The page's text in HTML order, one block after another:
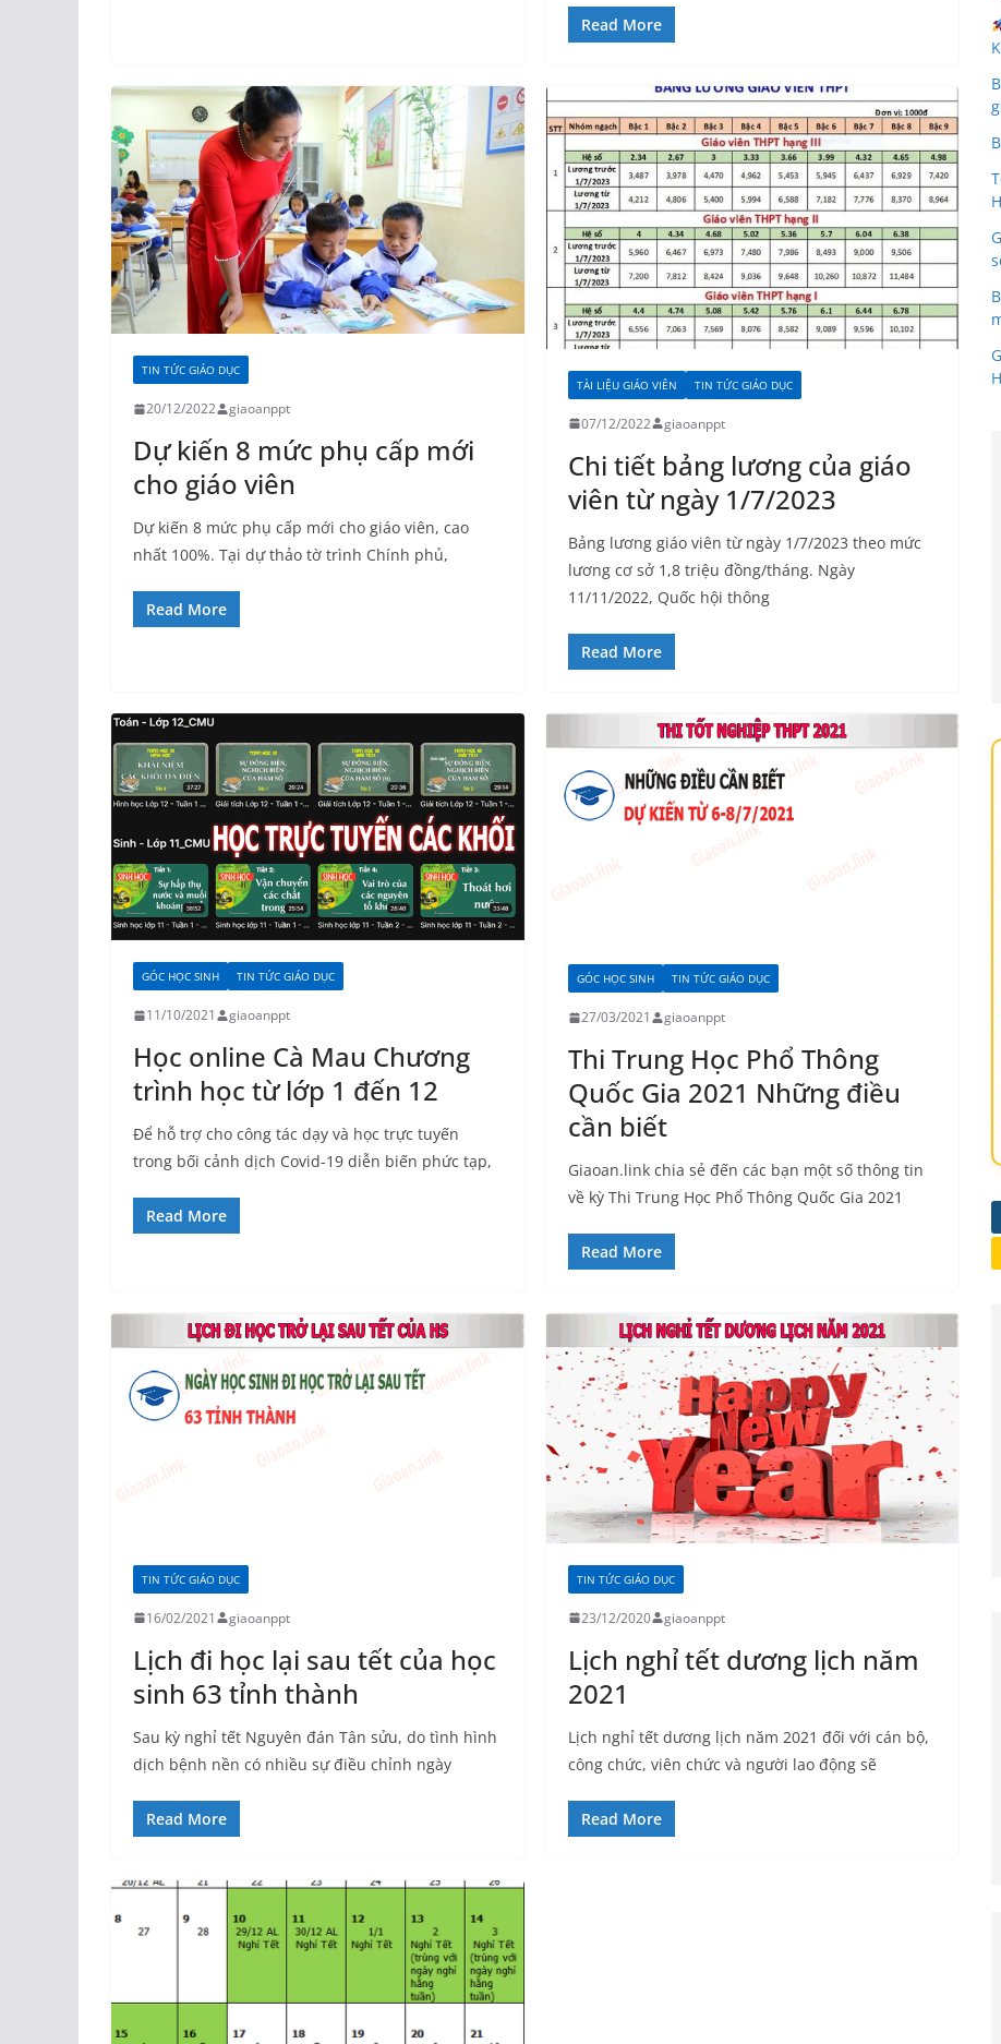
Read More
TIN TỨC GIÁO DỤC
20/12/2022 giaoanppt
Dự kiến 8 mức phụ cấp mới
cho giáo viên
Dự kiến 8 mức phụ cấp mới cho giáo viên, cao
nhất 100%. Tại dự thảo tờ trình Chính phủ,
Read More
TÀI LIỆU GIÁO VIÊN TIN TỨC GIÁO DỤC
07/12/2022 giaoanppt
Chi tiết bảng lương của giáo
viên từ ngày 1/7/2023
Bảng lương giáo viên từ ngày 1/7/2023 theo mức
lương cơ sở 1,8 triệu đồng/tháng. Ngày
11/11/2022, Quốc hội thông
Read More
GÓC HỌC SINH TIN TỨC GIÁO DỤC
11/10/2021 giaoanppt
Học online Cà Mau Chương
trình học từ lớp 1 đến 12
Để hỗ trợ cho công tác dạy và học trực tuyến
trong bối cảnh dịch Covid-19 diễn biến phức tạp,
Read More
GÓC HỌC SINH TIN TỨC GIÁO DỤC
27/03/2021 giaoanppt
Thi Trung Học Phổ Thông
Quốc Gia 2021 Những điều
cần biết
Giaoan.link chia sẻ đến các bạn một số thông tin
về kỳ Thi Trung Học Phổ Thông Quốc Gia 2021
Read More
TIN TỨC GIÁO DỤC
16/02/2021 giaoanppt
Lịch đi học lại sau tết của học
sinh 63 tỉnh thành
Sau kỳ nghỉ tết Nguyên đán Tân sửu, do tình hình
dịch bệnh nền có nhiều sự điều chỉnh ngày
Read More
TIN TỨC GIÁO DỤC
23/12/2020 giaoanppt
Lịch nghỉ tết dương lịch năm
2021
Lịch nghỉ tết dương lịch năm 2021 đối với cán bộ,
công chức, viên chức và người lao động sẽ
Read More